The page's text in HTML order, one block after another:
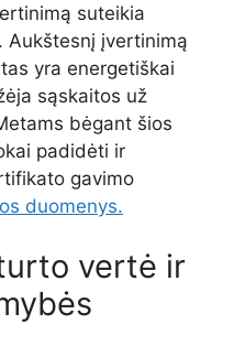
suteikia
Aukštesnį įvertinimą
yra energetiškai
sąskaitos už
bėgant šios
padidėti ir
gavimo
duomenys.
vertė ir